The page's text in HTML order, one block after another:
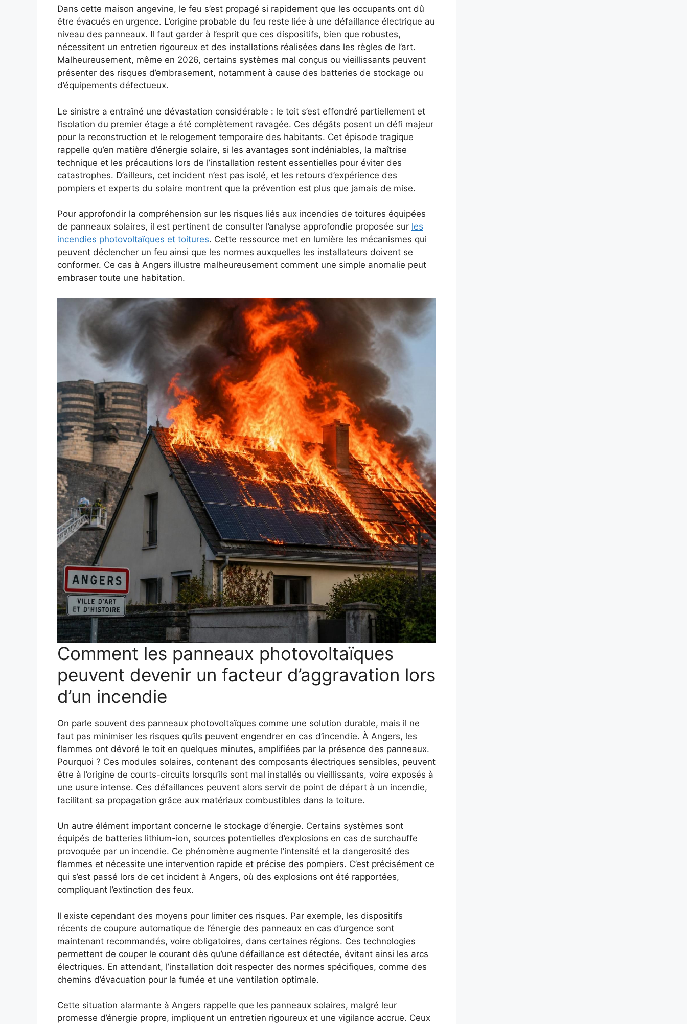
Dans cette maison angevine, le feu s’est propagé si rapidement que les occupants ont dû
être évacués en urgence. L’origine probable du feu reste liée à une défaillance électrique au
niveau des panneaux. Il faut garder à l’esprit que ces dispositifs, bien que robustes,
nécessitent un entretien rigoureux et des installations réalisées dans les règles de l’art.
Malheureusement, même en 2026, certains systèmes mal conçus ou vieillissants peuvent
présenter des risques d’embrasement, notamment à cause des batteries de stockage ou
d’équipements défectueux.
Le sinistre a entraîné une dévastation considérable : le toit s’est effondré partiellement et
l’isolation du premier étage a été complètement ravagée. Ces dégâts posent un défi majeur
pour la reconstruction et le relogement temporaire des habitants. Cet épisode tragique
rappelle qu’en matière d’énergie solaire, si les avantages sont indéniables, la maîtrise
technique et les précautions lors de l’installation restent essentielles pour éviter des
catastrophes. D’ailleurs, cet incident n’est pas isolé, et les retours d’expérience des
pompiers et experts du solaire montrent que la prévention est plus que jamais de mise.
Pour approfondir la compréhension sur les risques liés aux incendies de toitures équipées
de panneaux solaires, il est pertinent de consulter l’analyse approfondie proposée sur les
incendies photovoltaïques et toitures. Cette ressource met en lumière les mécanismes qui
peuvent déclencher un feu ainsi que les normes auxquelles les installateurs doivent se
conformer. Ce cas à Angers illustre malheureusement comment une simple anomalie peut
embraser toute une habitation.
Comment les panneaux photovoltaïques
peuvent devenir un facteur d’aggravation lors
d’un incendie
On parle souvent des panneaux photovoltaïques comme une solution durable, mais il ne
faut pas minimiser les risques qu’ils peuvent engendrer en cas d’incendie. À Angers, les
flammes ont dévoré le toit en quelques minutes, amplifiées par la présence des panneaux.
Pourquoi ? Ces modules solaires, contenant des composants électriques sensibles, peuvent
être à l’origine de courts-circuits lorsqu’ils sont mal installés ou vieillissants, voire exposés à
une usure intense. Ces défaillances peuvent alors servir de point de départ à un incendie,
facilitant sa propagation grâce aux matériaux combustibles dans la toiture.
Un autre élément important concerne le stockage d’énergie. Certains systèmes sont
équipés de batteries lithium-ion, sources potentielles d’explosions en cas de surchauffe
provoquée par un incendie. Ce phénomène augmente l’intensité et la dangerosité des
flammes et nécessite une intervention rapide et précise des pompiers. C’est précisément ce
qui s’est passé lors de cet incident à Angers, où des explosions ont été rapportées,
compliquant l’extinction des feux.
Il existe cependant des moyens pour limiter ces risques. Par exemple, les dispositifs
récents de coupure automatique de l’énergie des panneaux en cas d’urgence sont
maintenant recommandés, voire obligatoires, dans certaines régions. Ces technologies
permettent de couper le courant dès qu’une défaillance est détectée, évitant ainsi les arcs
électriques. En attendant, l’installation doit respecter des normes spécifiques, comme des
chemins d’évacuation pour la fumée et une ventilation optimale.
Cette situation alarmante à Angers rappelle que les panneaux solaires, malgré leur
promesse d’énergie propre, impliquent un entretien rigoureux et une vigilance accrue. Ceux